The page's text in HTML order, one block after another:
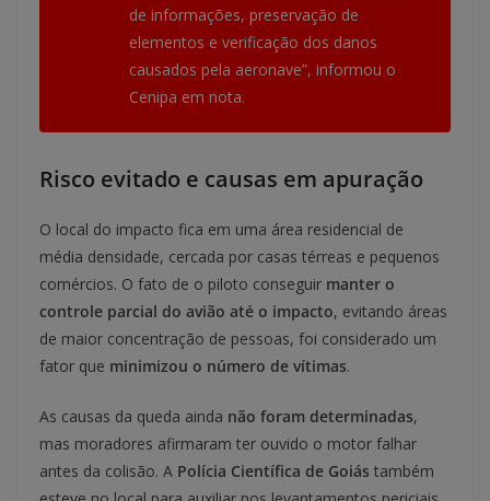
de informações, preservação de
elementos e verificação dos danos
causados pela aeronave”, informou o
Cenipa em nota.
Risco evitado e causas em apuração
O local do impacto fica em uma área residencial de
média densidade, cercada por casas térreas e pequenos
comércios. O fato de o piloto conseguir manter o
controle parcial do avião até o impacto, evitando áreas
de maior concentração de pessoas, foi considerado um
fator que minimizou o número de vítimas.
As causas da queda ainda não foram determinadas,
mas moradores afirmaram ter ouvido o motor falhar
antes da colisão. A Polícia Científica de Goiás também